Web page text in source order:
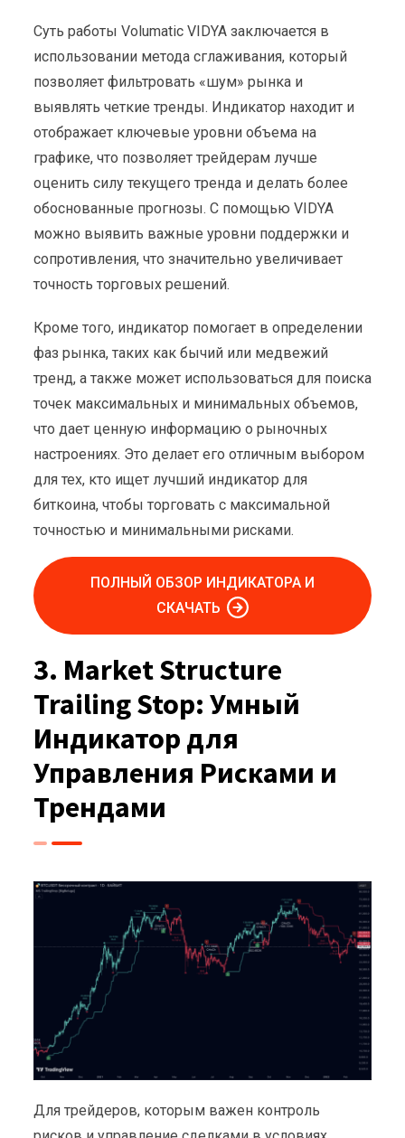
Суть работы Volumatic VIDYA заключается в
использовании метода сглаживания, который
позволяет фильтровать «шум» рынка и
выявлять четкие тренды. Индикатор находит и
отображает ключевые уровни объема на
графике, что позволяет трейдерам лучше
оценить силу текущего тренда и делать более
обоснованные прогнозы. С помощью VIDYA
можно выявить важные уровни поддержки и
сопротивления, что значительно увеличивает
точность торговых решений.
Кроме того, индикатор помогает в определении
фаз рынка, таких как бычий или медвежий
тренд, а также может использоваться для поиска
точек максимальных и минимальных объемов,
что дает ценную информацию о рыночных
настроениях. Это делает его отличным выбором
для тех, кто ищет лучший индикатор для
биткоина, чтобы торговать с максимальной
точностью и минимальными рисками.
ПОЛНЫЙ ОБЗОР ИНДИКАТОРА И
СКАЧАТЬ
3. Market Structure
Trailing Stop: Умный
Индикатор для
Управления Рисками и
Трендами
Для трейдеров, которым важен контроль